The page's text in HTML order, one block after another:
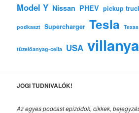
Model Y Nissan PHEV pickup
podkaszt Supercharger Tesla Texas
tüzelőanyag-cella USA
JOGI TUDNIVALÓK!
Az egyes podcast epizódok, cikkek,